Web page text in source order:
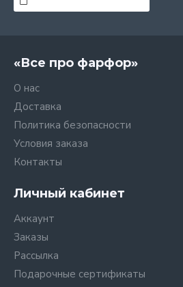
«Все про фарфор»
О нас
Доставка
Политика безопасности
Условия заказа
Контакты
Личный кабинет
Аккаунт
Заказы
Рассылка
Подарочные сертификаты